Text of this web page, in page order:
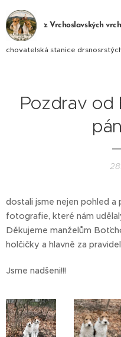
z Vrchoslavských
chovatelská stanice
Pozdrav od
dostali jsme nejen pohled a
fotografie, které nám
Děkujeme manželům
holčičky a hlavně za
Jsme nadšeni!!!